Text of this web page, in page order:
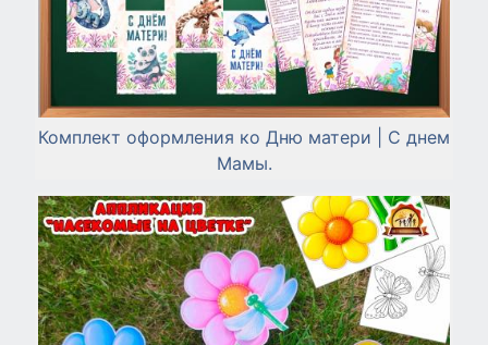
Комплект оформления ко Дню матери | С днем
Мамы.